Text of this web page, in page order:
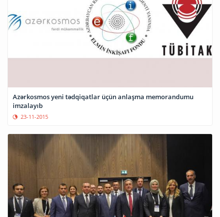
Azərkosmos yeni tədqiqatlar üçün anlaşma memorandumu
imzalayıb
23-11-2015